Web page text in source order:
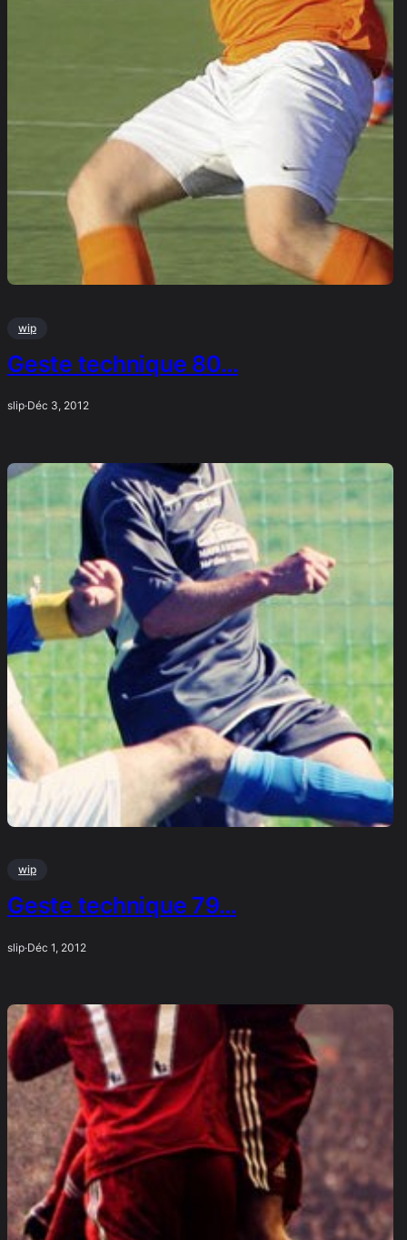
wip
Geste technique 80…
slip·Déc 3, 2012
wip
Geste technique 79…
slip·Déc 1, 2012